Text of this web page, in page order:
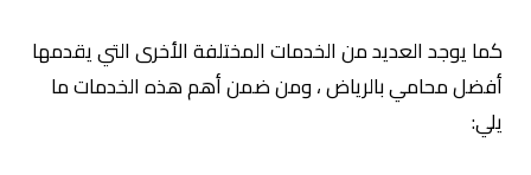
كما يوجد العديد من الخدمات المختلفة الأخرى التي يقدمها
أفضل محامي بالرياض ، ومن ضمن أهم هذه الخدمات ما
يلي: